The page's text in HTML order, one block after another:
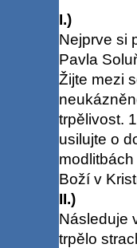
I.)
Nejprve si
Pavla
Žijte mezi
trpělivost.
usilujte o
Boží v
II.)
Následuje
trpělo